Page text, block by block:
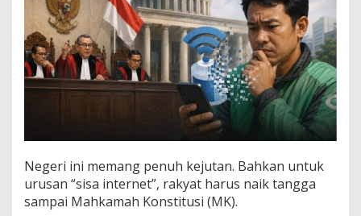
a
Negeri ini memang penuh kejutan. Bahkan untuk
urusan “sisa internet”, rakyat harus naik tangga
sampai Mahkamah Konstitusi (MK).